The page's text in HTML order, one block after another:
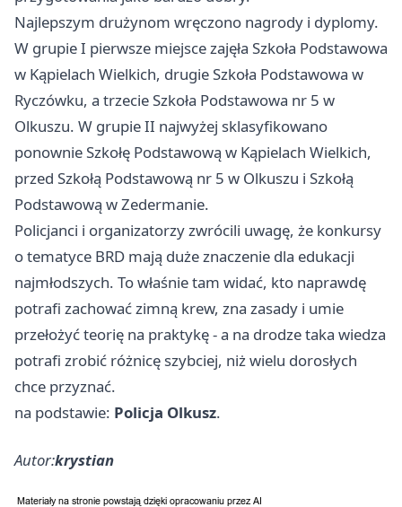
Najlepszym drużynom wręczono nagrody i dyplomy.
W grupie I pierwsze miejsce zajęła Szkoła Podstawowa
w Kąpielach Wielkich, drugie Szkoła Podstawowa w
Ryczówku, a trzecie Szkoła Podstawowa nr 5 w
Olkuszu. W grupie II najwyżej sklasyfikowano
ponownie Szkołę Podstawową w Kąpielach Wielkich,
przed Szkołą Podstawową nr 5 w Olkuszu i Szkołą
Podstawową w Zedermanie.
Policjanci i organizatorzy zwrócili uwagę, że konkursy
o tematyce BRD mają duże znaczenie dla edukacji
najmłodszych. To właśnie tam widać, kto naprawdę
potrafi zachować zimną krew, zna zasady i umie
przełożyć teorię na praktykę - a na drodze taka wiedza
potrafi zrobić różnicę szybciej, niż wielu dorosłych
chce przyznać.
na podstawie: Policja Olkusz.
Autor:krystian